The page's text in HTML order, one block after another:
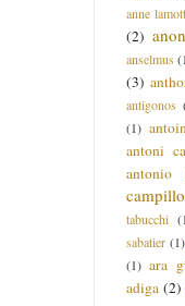
anne lamott
(2)
anselmus
(3)
antigonos
(1)
antoni
antonio
campillo
tabucchi
sabatier (1)
(1) ara
adiga (2)